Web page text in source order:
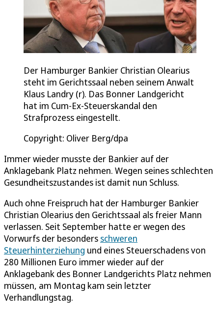
Der Hamburger Bankier Christian Olearius
steht im Gerichtssaal neben seinem Anwalt
Klaus Landry (r). Das Bonner Landgericht
hat im Cum-Ex-Steuerskandal den
Strafprozess eingestellt.
Copyright: Oliver Berg/dpa
Immer wieder musste der Bankier auf der
Anklagebank Platz nehmen. Wegen seines schlechten
Gesundheitszustandes ist damit nun Schluss.
Auch ohne Freispruch hat der Hamburger Bankier
Christian Olearius den Gerichtssaal als freier Mann
verlassen. Seit September hatte er wegen des
Vorwurfs der besonders schweren
Steuerhinterziehung und eines Steuerschadens von
280 Millionen Euro immer wieder auf der
Anklagebank des Bonner Landgerichts Platz nehmen
müssen, am Montag kam sein letzter
Verhandlungstag.